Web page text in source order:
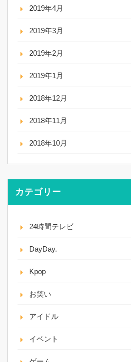
2019年4月
2019年3月
2019年2月
2019年1月
2018年12月
2018年11月
2018年10月
カテゴリー
24時間テレビ
DayDay.
Kpop
お笑い
アイドル
イベント